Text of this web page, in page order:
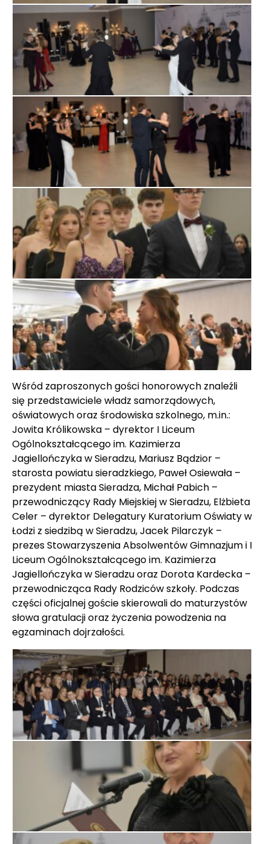
Wśród zaproszonych gości honorowych znaleźli
się przedstawiciele władz samorządowych,
oświatowych oraz środowiska szkolnego, m.in.:
Jowita Królikowska – dyrektor I Liceum
Ogólnokształcącego im. Kazimierza
Jagiellończyka w Sieradzu, Mariusz Bądzior –
starosta powiatu sieradzkiego, Paweł Osiewała –
prezydent miasta Sieradza, Michał Pabich –
przewodniczący Rady Miejskiej w Sieradzu, Elżbieta
Celer – dyrektor Delegatury Kuratorium Oświaty w
Łodzi z siedzibą w Sieradzu, Jacek Pilarczyk –
prezes Stowarzyszenia Absolwentów Gimnazjum i I
Liceum Ogólnokształcącego im. Kazimierza
Jagiellończyka w Sieradzu oraz Dorota Kardecka –
przewodnicząca Rady Rodziców szkoły. Podczas
części oficjalnej goście skierowali do maturzystów
słowa gratulacji oraz życzenia powodzenia na
egzaminach dojrzałości.